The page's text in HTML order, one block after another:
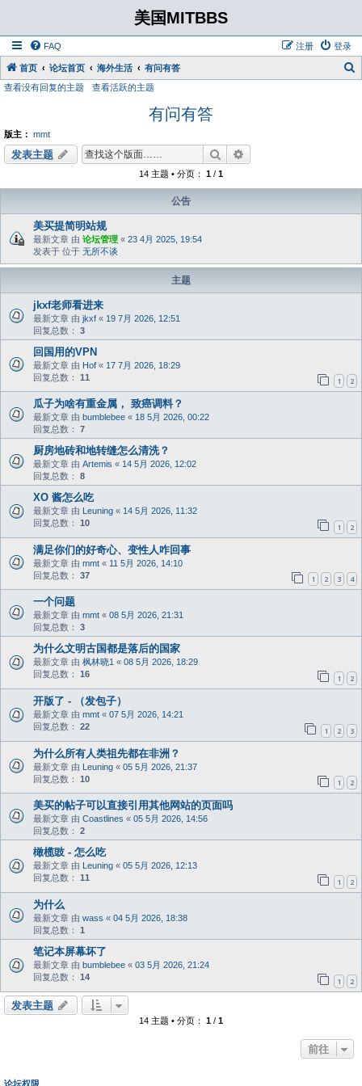
美国MITBBS
FAQ 登录
注册
首页 论坛首页 海外生活 有问有答
查看没有回复的主题 查看活跃的主题
有问有答
版主： mmt
发表主题 搜索
14 主题 • 分页： 1 / 1
公告
美买提简明站规
最新文章 由 论坛管理 « 23 4月 2025, 19:54
发表于 位于 无所不谈
主题
jkxf老师看进来
最新文章 由 jkxf « 19 7月 2026, 12:51
回复总数： 3
回国用的VPN
最新文章 由 Hof « 17 7月 2026, 18:29
回复总数： 11 1 2
瓜子为啥有重金属， 致癌调料？
最新文章 由 bumblebee « 18 5月 2026, 00:22
回复总数： 7
厨房地砖和地转缝怎么清洗？
最新文章 由 Artemis « 14 5月 2026, 12:02
回复总数： 8
XO 酱怎么吃
最新文章 由 Leuning « 14 5月 2026, 11:32
回复总数： 10 1 2
满足你们的好奇心、变性人咋回事
最新文章 由 mmt « 11 5月 2026, 14:10
回复总数： 37 1 2 3 4
一个问题
最新文章 由 mmt « 08 5月 2026, 21:31
回复总数： 3
为什么文明古国都是落后的国家
最新文章 由 枫林晓1 « 08 5月 2026, 18:29
回复总数： 16 1 2
开版了 - （发包子）
最新文章 由 mmt « 07 5月 2026, 14:21
回复总数： 22 1 2 3
为什么所有人类祖先都在非洲？
最新文章 由 Leuning « 05 5月 2026, 21:37
回复总数： 10 1 2
美买的帖子可以直接引用其他网站的页面吗
最新文章 由 Coastlines « 05 5月 2026, 14:56
回复总数： 2
橄榄豉 - 怎么吃
最新文章 由 Leuning « 05 5月 2026, 12:13
回复总数： 11 1 2
为什么
最新文章 由 wass « 04 5月 2026, 18:38
回复总数： 1
笔记本屏幕坏了
最新文章 由 bumblebee « 03 5月 2026, 21:24
回复总数： 14 1 2
发表主题
14 主题 • 分页： 1 / 1
前往
论坛权限